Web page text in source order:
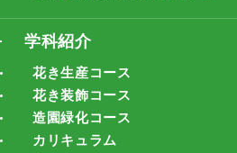
学科紹介
花き生産コース
花き装飾コース
造園緑化コース
カリキュラム